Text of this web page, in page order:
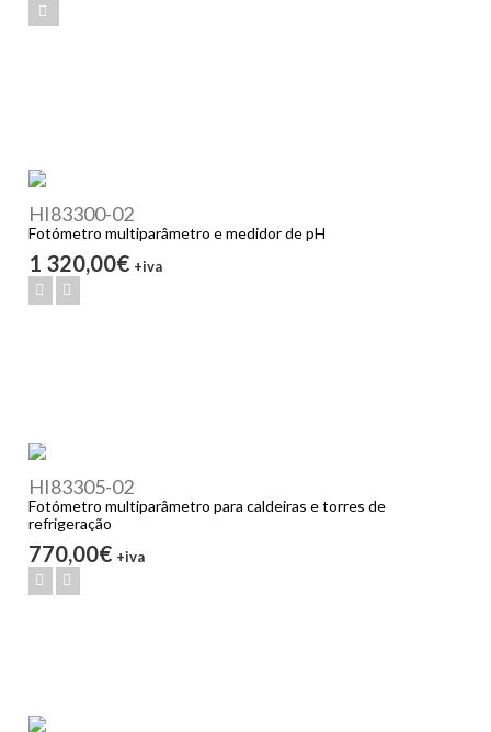
HI83300-02
Fotómetro multiparâmetro e medidor de pH
1 320,00€ +iva
HI83305-02
Fotómetro multiparâmetro para caldeiras e torres de
refrigeração
770,00€ +iva